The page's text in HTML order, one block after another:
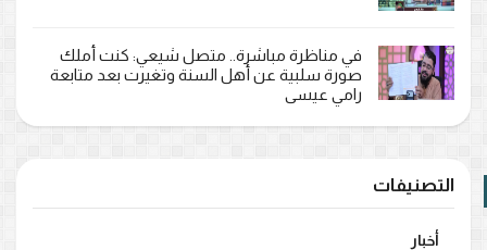
في مناظرة مباشرة.. متصل شيعي: كنت أملك
صورة سلبية عن أهل السنة وتغيرت بعد متابعة
رامي عيسى
التصنيفات
أخبار